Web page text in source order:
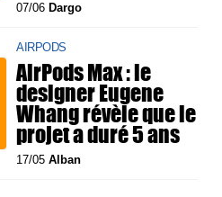
07/06 Dargo
AIRPODS
AirPods Max : le
designer Eugene
Whang révèle que le
projet a duré 5 ans
17/05Alban